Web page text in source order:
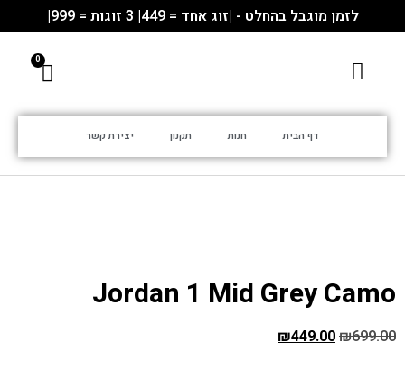
לזמן מוגבל בהחלט - |זוג אחד = 449| 3 זוגות = 999|
דף הבית חנות תקנון יצירת קשר
Jordan 1 Mid Grey Camo
₪699.00
₪449.00